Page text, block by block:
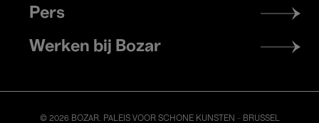
Pers
Werken bij Bozar
© 2026 BOZAR. PALEIS VOOR SCHONE KUNSTEN - BRUSSEL